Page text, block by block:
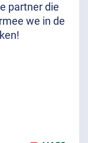
partner die
we in de